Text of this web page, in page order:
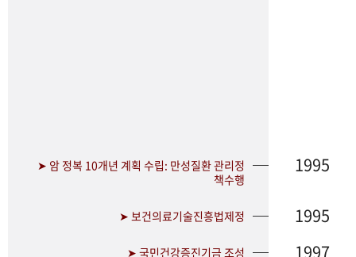
➤ 암 정복 10개년 계획 수립: 만성질환 관리정
책수행
1995
➤ 보건의료기술진흥법제정 1995
➤ 국민건강증진기금 조성 1997